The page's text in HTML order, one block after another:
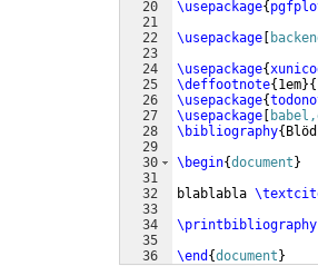
20
21
22
23
24
25
26
27
28
29
30
31
32
33
34
35
36
\usepackage{
\usepackage
\usepackage{
\deffootnote{ 1em}{
\usepackage{
\usepackage
\bibliography{ Blöd
\begin{document }
blablabla
\printbibliography
\end {document }